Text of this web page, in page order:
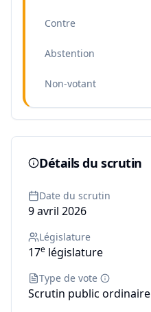
Contre
Abstention
Non-votant
Détails du scrutin
Date du scrutin
9 avril 2026
Législature
17e législature
Type de vote
Scrutin public ordinaire